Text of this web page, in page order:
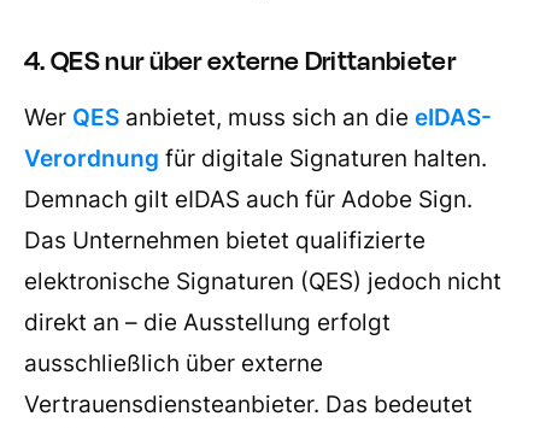
4. QES nur über externe Drittanbieter
Wer QES anbietet, muss sich an die eIDAS-
Verordnung für digitale Signaturen halten.
Demnach gilt eIDAS auch für Adobe Sign.
Das Unternehmen bietet qualifizierte
elektronische Signaturen (QES) jedoch nicht
direkt an – die Ausstellung erfolgt
ausschließlich über externe
Vertrauensdiensteanbieter. Das bedeutet